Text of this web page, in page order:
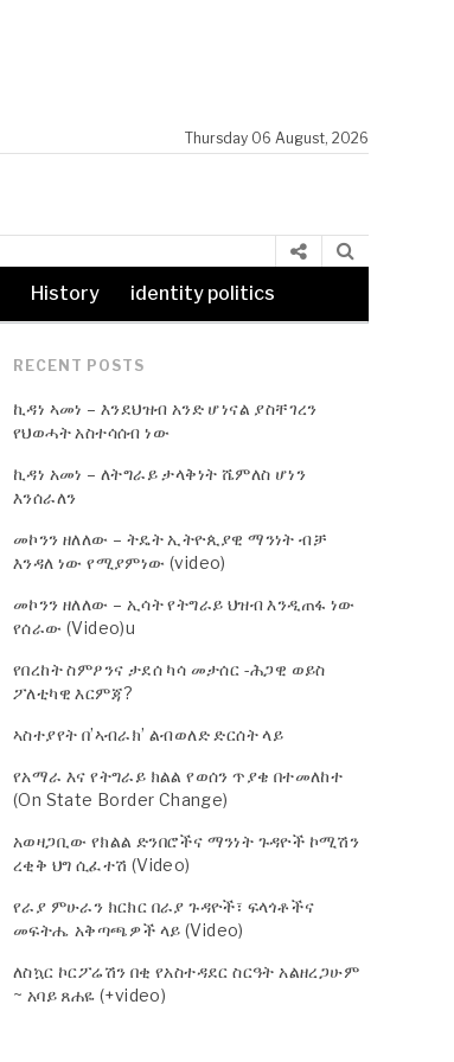
Thursday 06 August, 2026
History identity politics
RECENT POSTS
ኪዳነ ኣመነ – እንደህዝብ አንድ ሆነናል ያስቸገረን
የህወሓት አስተሳሰብ ነው
ኪዳነ አመነ – ለትግራይ ታላቅነት ሼምለስ ሆነን
እንሰራለን
መኮንን ዘለለው – ትዴት ኢትዮጲያዊ ማንነት ብቻ
እንዳለ ነው የሚያምነው (video)
መኮንን ዘለለው – ኢሳት የትግራይ ህዝብ እንዲጠፋ ነው
የሰራው (Video)u
የበረከት ስምዖንና ታደሰ ካሳ መታሰር -ሕጋዊ ወይስ
ፖለቲካዊ እርምጃ?
ኣስተያየት በ’ኣብራክ’ ልብወለድ ድርሰት ላይ
የአማራ እና የትግራይ ክልል የወሰን ጥያቄ በተመለከተ
(On State Border Change)
አወዛጋቢው የክልል ድንበሮችና ማንነት ጉዳዮች ኮሚሽን
ረቂቅ ህግ ሲፈተሽ (Video)
የራያ ምሁራን ክርክር በራያ ጉዳዮች፣ ፍላጎቶችና
መፍትሔ አቅጣጫዎች ላይ (Video)
ለስኳር ኮርፖሬሽን በቂ የአስተዳደር ስርዓት አልዘረጋሁም
~ አባይ ጸሐዬ (+video)